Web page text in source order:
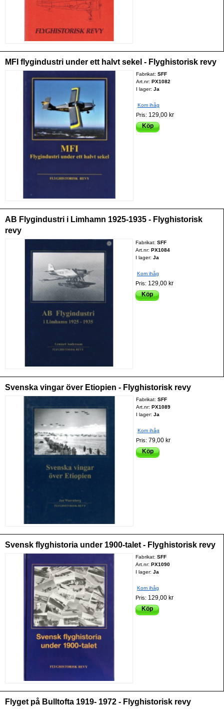
MFI flygindustri under ett halvt sekel - Flyghistorisk revy
Fabrikat: SFF
Art.nr: PX1082
I lager: Ja
Kom ihåg
Pris: 129,00 kr
Köp
AB Flygindustri i Limhamn 1925-1935 - Flyghistorisk
revy
Fabrikat:SFF
Art.nr:PX1084
I lager: Ja
Kom ihåg
Pris: 129,00 kr
Köp
Svenska vingar över Etiopien - Flyghistorisk revy
Fabrikat: SFF
Art.nr: PX1089
I lager: Ja
Kom ihåg
Pris: 79,00 kr
Köp
Svensk flyghistoria under 1900-talet - Flyghistorisk revy
Fabrikat:SFF
Art.nr:PX1090
I lager: Ja
Kom ihåg
Pris: 129,00 kr
Köp
Flyget på Bulltofta 1919- 1972 - Flyghistorisk revy